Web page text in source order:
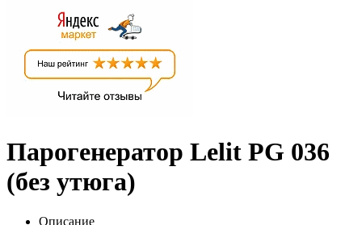
Парогенератор Lelit PG 036
(без утюга)
Описание